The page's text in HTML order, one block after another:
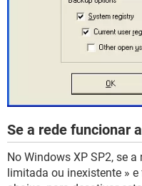
Se a rede funcionar
No Windows XP SP2, se
limitada ou inexistente »